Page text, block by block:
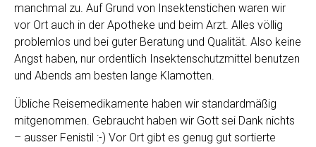
manchmal zu. Auf Grund von Insektenstichen waren wir
vor Ort auch in der Apotheke und beim Arzt. Alles völlig
problemlos und bei guter Beratung und Qualität. Also keine
Angst haben, nur ordentlich Insektenschutzmittel benutzen
und Abends am besten lange Klamotten.
Übliche Reisemedikamente haben wir standardmäßig
mitgenommen. Gebraucht haben wir Gott sei Dank nichts
– ausser Fenistil :-) Vor Ort gibt es genug gut sortierte